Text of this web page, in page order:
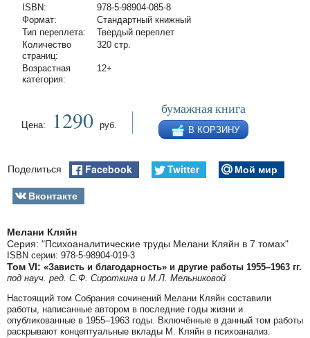
ISBN:
978-5-98904-085-8
Формат:
Стандартный книжный
Тип переплета:
Твердый переплет
Количество
страниц:
320 стр.
Возрастная
категория:
12+
Цена: 1290 руб.
бумажная книга
В КОРЗИНУ
Поделиться Facebook Twitter
Мой мир
Вконтакте
Мелани Кляйн
Серия: "Психоаналитические труды Мелани Кляйн в 7 томах"
ISBN серии: 978-5-98904-019-3
Том VI: «Зависть и благодарность» и другие работы 1955–1963 гг.
под науч. ред. С.Ф. Сироткина и М.Л. Мельниковой
Настоящий том Собрания сочинений Мелани Кляйн составили
работы, написанные автором в последние годы жизни и
опубликованные в 1955–1963 годы. Включённые в данный том работы
раскрывают концептуальные вклады М. Кляйн в психоанализ.